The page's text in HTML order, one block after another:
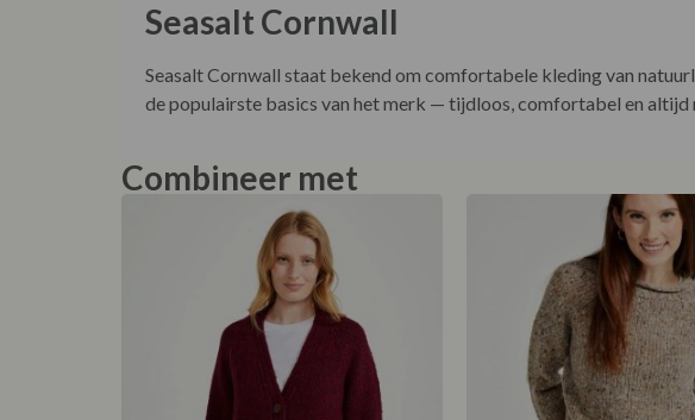
Seasalt Cornwall
Seasalt Cornwall staat bekend om comfortabele kleding van
de populairste basics van het merk — tijdloos, comfortabel en
Combineer met